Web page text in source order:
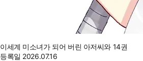
이세계 미소녀가 되어 버린 아저씨와 14권
등록일 2026.07.16